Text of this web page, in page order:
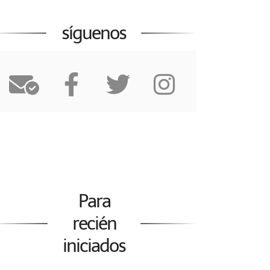
síguenos
Para
recién
iniciados